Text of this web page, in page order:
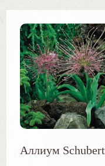
Аллиум